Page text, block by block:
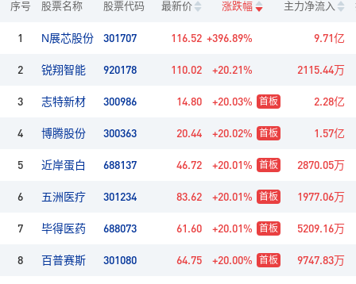
序号 股票名称 股票代码 最新价 涨跌幅 主力净流入
1 N展芯股份 301707 116.52 +396.89% 9.71亿
2 锐翔智能 920178 110.02 +20.21% 2115.44万
3 志特新材 300986 14.80 +20.03% 首板 2.28亿
4 博腾股份 300363 20.44 +20.02% 首板 1.57亿
5 近岸蛋白 688137 46.72 +20.01% 首板 2870.05万
6 五洲医疗 301234 83.62 +20.01% 首板 1977.06万
7 毕得医药 688073 61.60 +20.01% 首板 5209.16万
8 百普赛斯 301080 64.75 +20.00% 首板 9747.83万